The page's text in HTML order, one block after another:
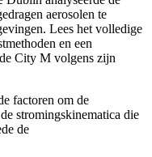
aerosolen te
Lees het volledige
en een
City M volgens zijn
factoren om de
stromingskinematica die
de